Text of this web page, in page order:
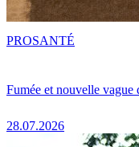
Fumée et nouvelle vague
28.07.2026
PROSANTÉ